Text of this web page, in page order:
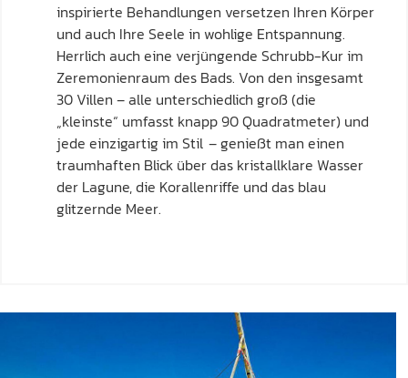
inspirierte Behandlungen versetzen Ihren Körper
und auch Ihre Seele in wohlige Entspannung.
Herrlich auch eine verjüngende Schrubb-Kur im
Zeremonienraum des Bads. Von den insgesamt
30 Villen – alle unterschiedlich groß (die
„kleinste“ umfasst knapp 90 Quadratmeter) und
jede einzigartig im Stil – genießt man einen
traumhaften Blick über das kristallklare Wasser
der Lagune, die Korallenriffe und das blau
glitzernde Meer.